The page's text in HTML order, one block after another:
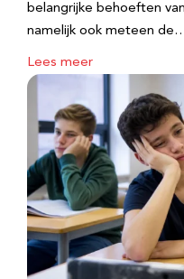
belangrijke behoeften
namelijk ook meteen
Lees meer